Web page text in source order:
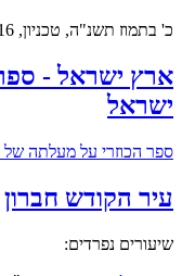
כ' בתמוז תשנ"ה, טכניון, 16 דקות.
ארץ ישראל -
ישראל
ספר הכוזרי על מעלתה
עיר הקודש חברון
שיעורים נפרדים: